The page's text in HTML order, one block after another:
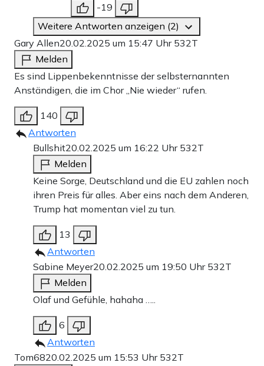
-19
Weitere Antworten anzeigen (2)
Gary Allen20.02.2025 um 15:47 Uhr 532T
Melden
Es sind Lippenbekenntnisse der selbsternannten
Anständigen, die im Chor „Nie wieder“ rufen.
140
Antworten
Bullshit20.02.2025 um 16:22 Uhr 532T
Melden
Keine Sorge, Deutschland und die EU zahlen noch
ihren Preis für alles. Aber eins nach dem Anderen,
Trump hat momentan viel zu tun.
13
Antworten
Sabine Meyer20.02.2025 um 19:50 Uhr 532T
Melden
Olaf und Gefühle, hahaha …..
6
Antworten
Tom6820.02.2025 um 15:53 Uhr 532T